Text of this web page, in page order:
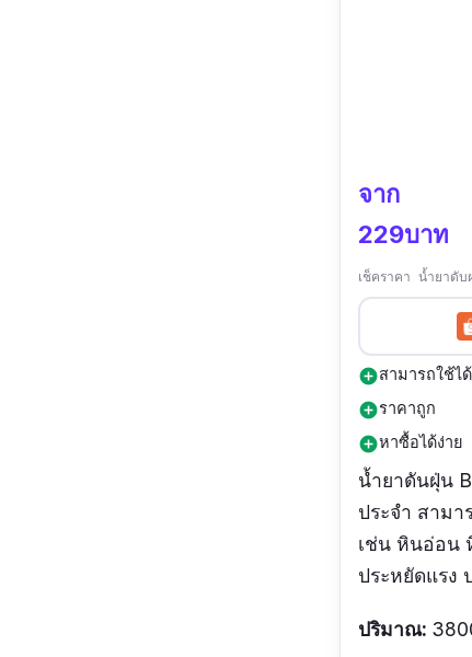
จาก
229บาท
เช็คราคา น้ำยาดั
add_circleสามารถใช้ไ
add_circleราคาถูก
add_circleหาซื้อได้ง่าย
น้ำยาดันฝุ่น
ประจำ สาม
เช่น หินอ่อน
ประหยัดแรง
ปริมาณ: